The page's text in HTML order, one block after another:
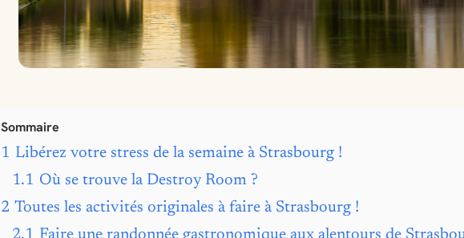
Sommaire
1 Libérez votre stress de la semaine à Strasbourg !
1.1 Où se trouve la Destroy Room ?
2 Toutes les activités originales à faire à Strasbourg !